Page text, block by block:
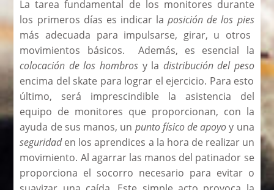
La tarea fundamental de los monitores durante
los primeros días es indicar laposición de los pies
más adecuada para impulsarse, girar, u otros
movimientos básicos. Además, es esencial la
colocación de los hombrosy la distribución del peso
encima del skate para lograr el ejercicio. Para esto
último, será imprescindible la asistencia del
equipo de monitores que proporcionan, con la
ayuda de sus manos, un punto físico de apoyoy una
seguridaden los aprendices a la hora de realizar un
movimiento. Al agarrar las manos del patinador se
proporciona el socorro necesario para evitar o